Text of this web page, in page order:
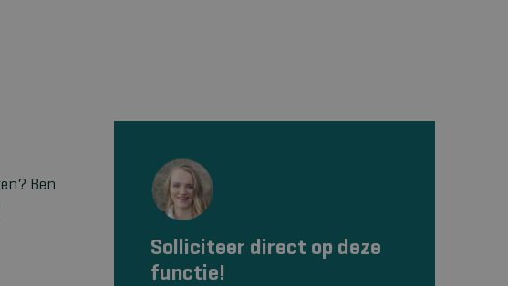
Ben
Solliciteer direct op deze
functie!